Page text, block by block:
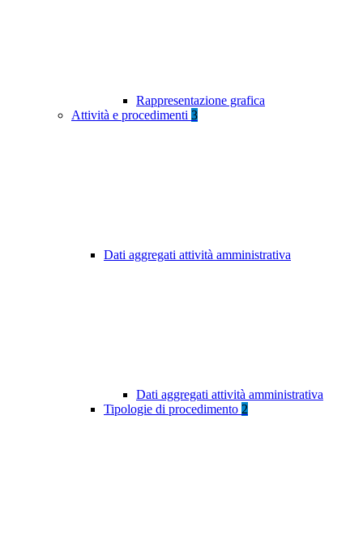
Rappresentazione grafica
Attività e procedimenti 3
Dati aggregati attività amministrativa
Dati aggregati attività amministrativa
Tipologie di procedimento 2